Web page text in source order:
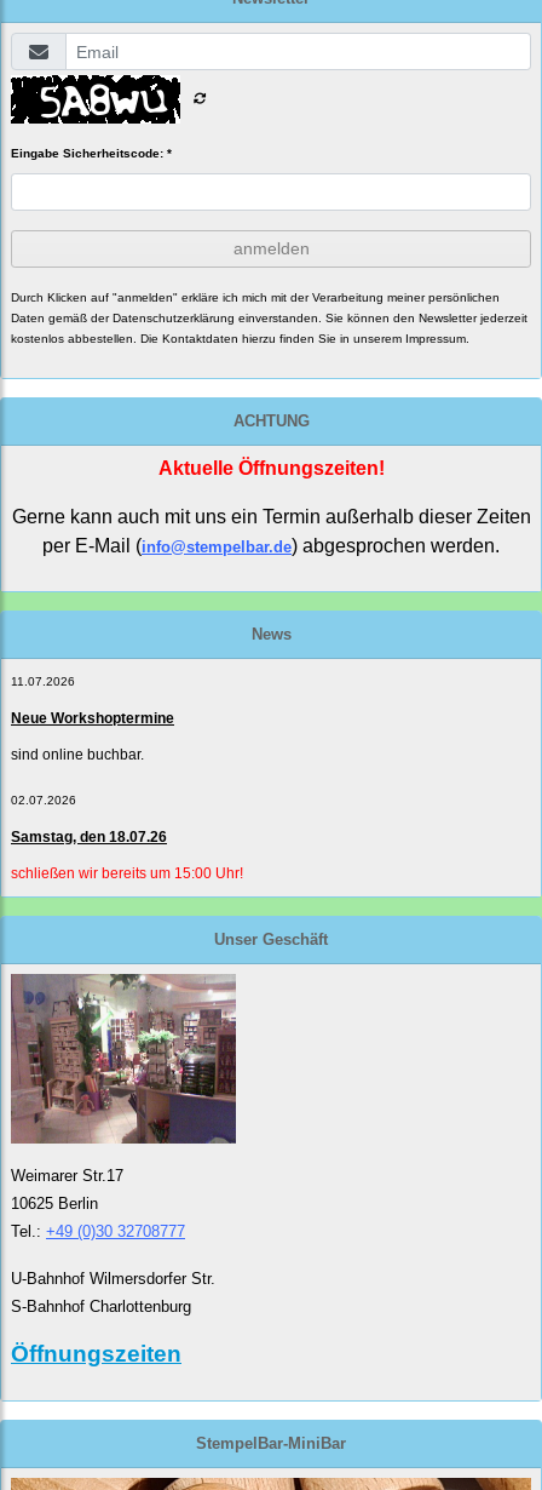
Eingabe Sicherheitscode: *
anmelden
Durch Klicken auf "anmelden" erkläre ich mich mit der Verarbeitung meiner persönlichen
Daten gemäß der Datenschutzerklärung einverstanden. Sie können den Newsletter jederzeit
kostenlos abbestellen. Die Kontaktdaten hierzu finden Sie in unserem Impressum.
ACHTUNG
Aktuelle Öffnungszeiten!
Gerne kann auch mit uns ein Termin außerhalb dieser Zeiten
per E-Mail (info@stempelbar.de) abgesprochen werden.
News
11.07.2026
Neue Workshoptermine
sind online buchbar.
02.07.2026
Samstag, den 18.07.26
schließen wir bereits um 15:00 Uhr!
Unser Geschäft
Weimarer Str.17
10625 Berlin
Tel.: +49 (0)30 32708777
U-Bahnhof Wilmersdorfer Str.
S-Bahnhof Charlottenburg
Öffnungszeiten
StempelBar-MiniBar